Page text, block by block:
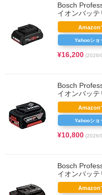
Bosch
イオンバッ
¥16,200 (2026/
Amazon
Yahooショ
Bosch
イオンバッ
¥10,800 (2026/
Amazon
Yahooショ
Bosch
イオンバッ
Amazon